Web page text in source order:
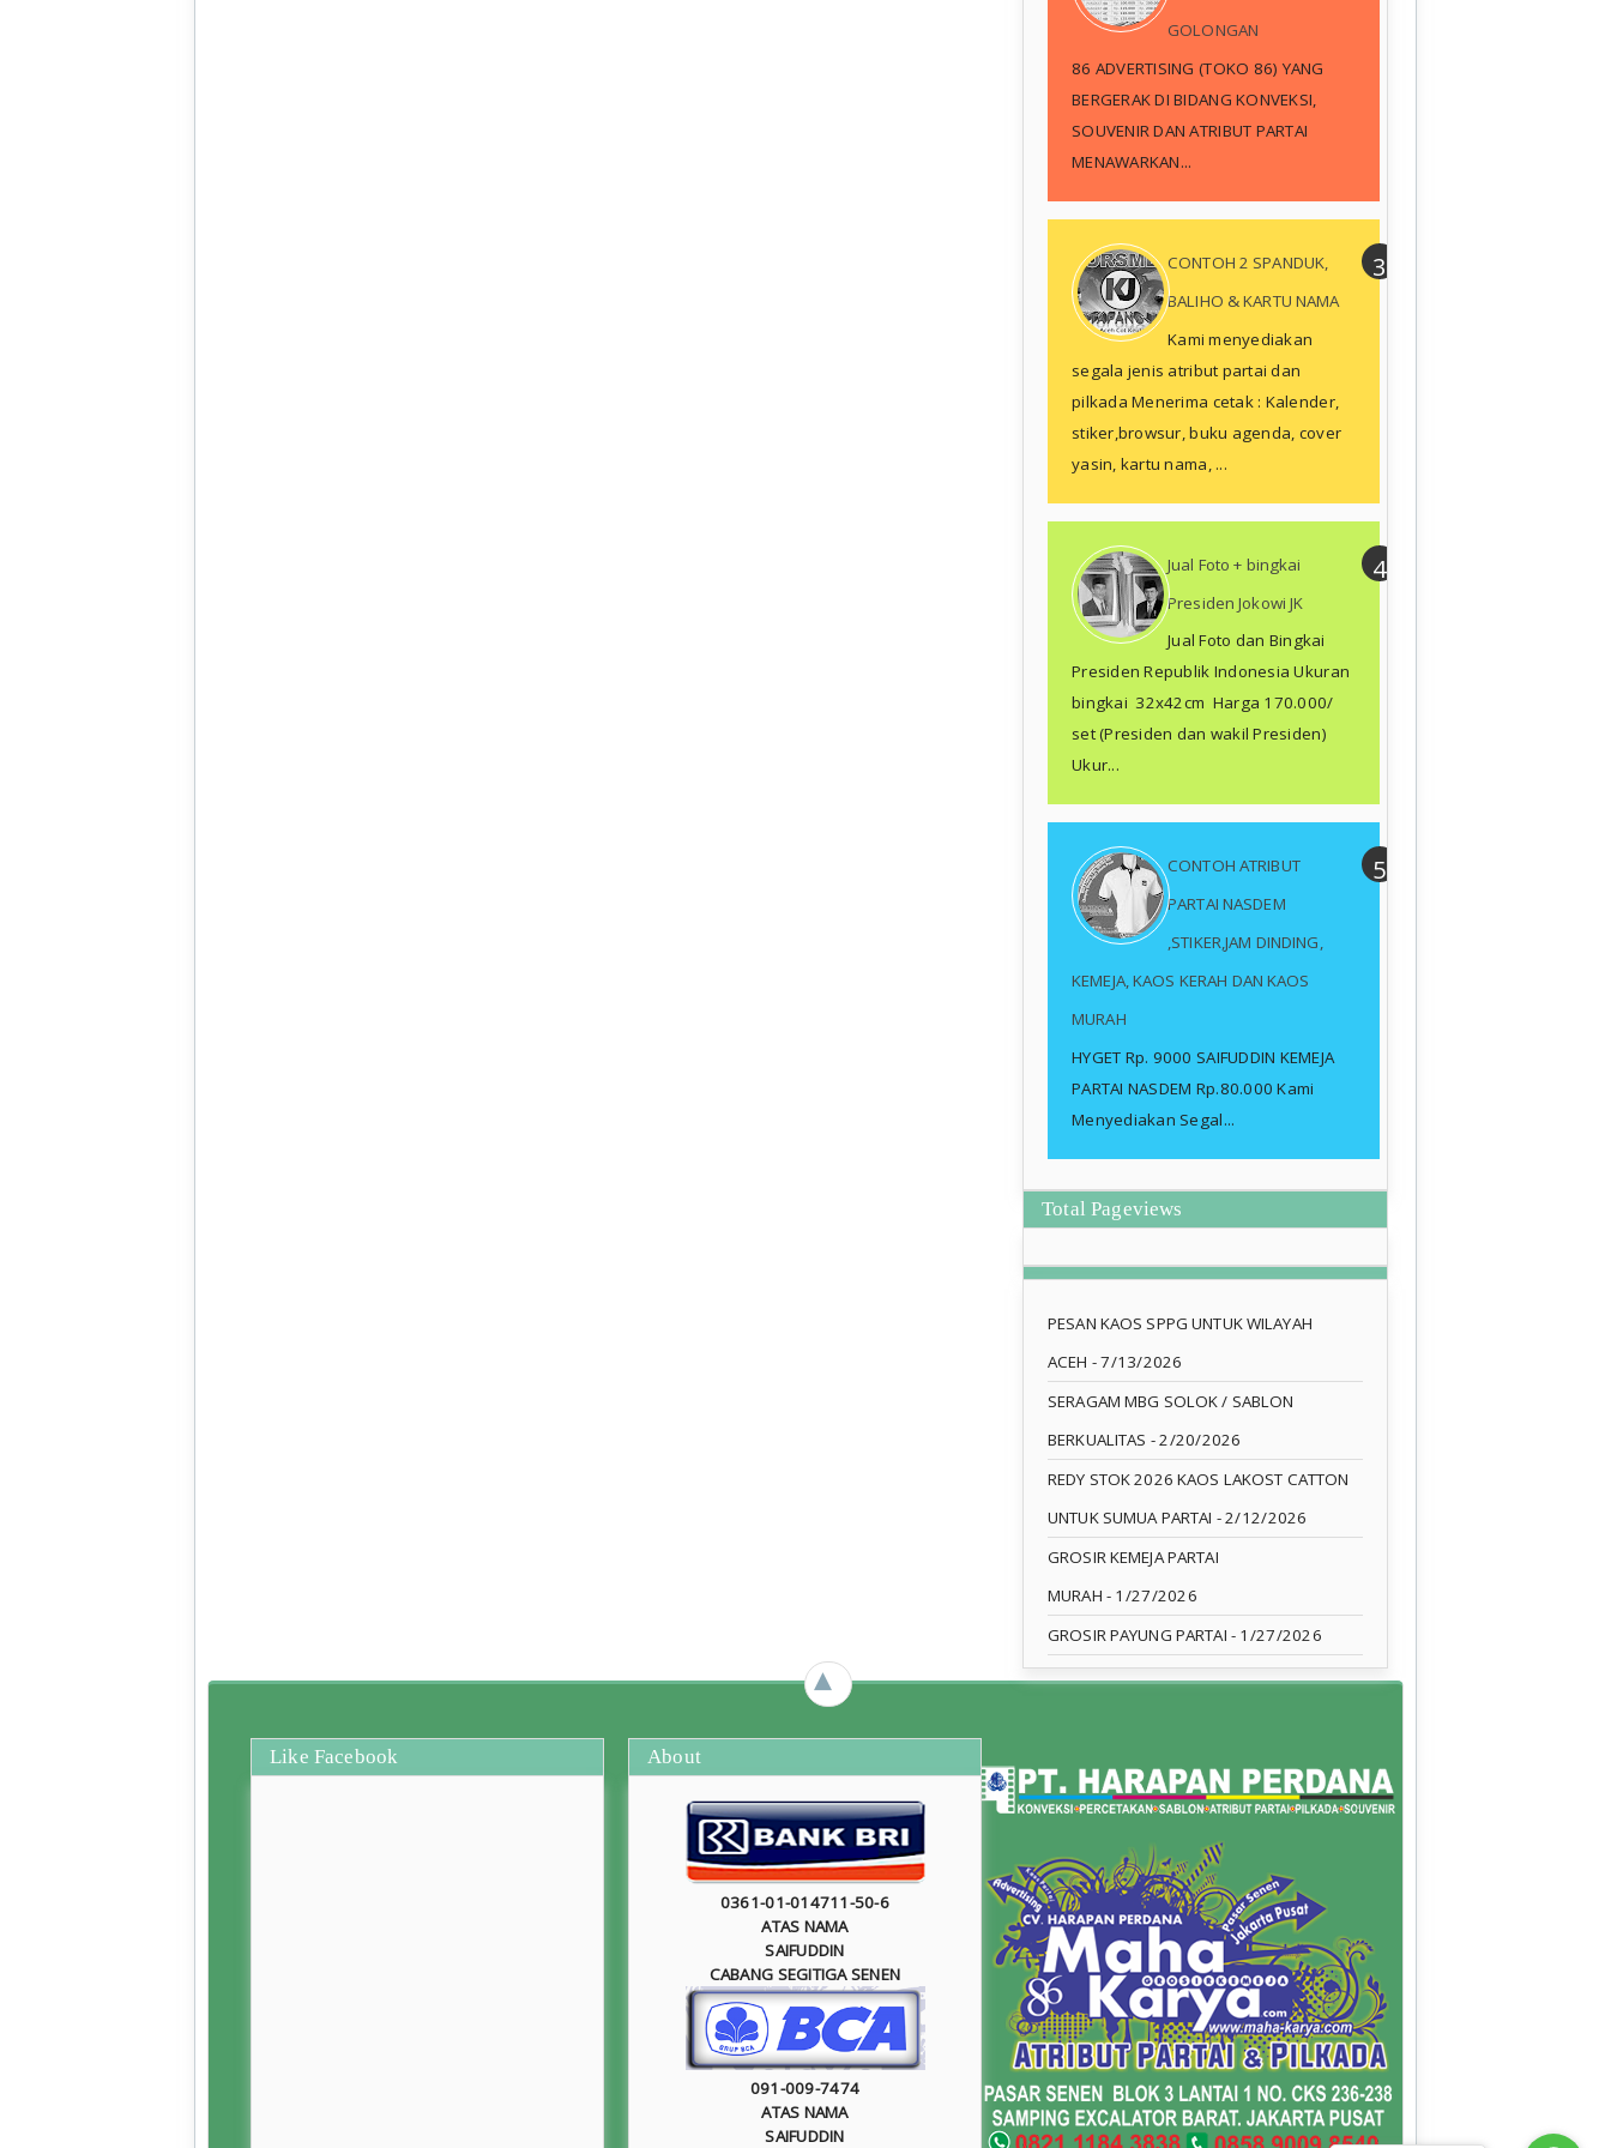
GOLONGAN
86 ADVERTISING (TOKO 86) YANG
BERGERAK DI BIDANG KONVEKSI,
SOUVENIR DAN ATRIBUT PARTAI
MENAWARKAN...
CONTOH 2 SPANDUK,
BALIHO & KARTU NAMA
Kami menyediakan
segala jenis atribut partai dan
pilkada Menerima cetak : Kalender,
stiker,browsur, buku agenda, cover
yasin, kartu nama, ...
Jual Foto + bingkai
Presiden Jokowi JK
Jual Foto dan Bingkai
Presiden Republik Indonesia Ukuran
bingkai 32x42cm Harga 170.000/
set (Presiden dan wakil Presiden)
Ukur...
CONTOH ATRIBUT
PARTAI NASDEM
,STIKER,JAM DINDING,
KEMEJA, KAOS KERAH DAN KAOS
MURAH
HYGET Rp. 9000 SAIFUDDIN KEMEJA
PARTAI NASDEM Rp.80.000 Kami
Menyediakan Segal...
Total Pageviews
PESAN KAOS SPPG UNTUK WILAYAH
ACEH - 7/13/2026
SERAGAM MBG SOLOK / SABLON
BERKUALITAS - 2/20/2026
REDY STOK 2026 KAOS LAKOST CATTON
UNTUK SUMUA PARTAI - 2/12/2026
GROSIR KEMEJA PARTAI
MURAH - 1/27/2026
GROSIR PAYUNG PARTAI - 1/27/2026
►
Like Facebook About
0361-01-014711-50-6
ATAS NAMA
SAIFUDDIN
CABANG SEGITIGA SENEN
091-009-7474
ATAS NAMA
SAIFUDDIN